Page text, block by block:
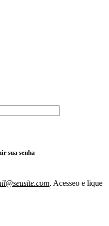
sua senha
. Acesseo e lique